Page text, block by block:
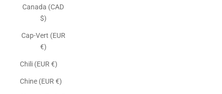
Canada (CAD
$)
Cap-Vert (EUR
€)
Chili (EUR €)
Chine (EUR €)